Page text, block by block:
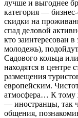
лучше и выгоднее
категория —
скидки на
спад деловой
кто заинтересован
молодежь),
Садового кольца
находятся в центре
размещения
европейским.
атмосфера… К тому
— иностранцы, так
общения,